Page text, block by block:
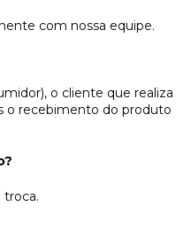
com nossa equipe.
o cliente que realiza
o recebimento do produto
troca.